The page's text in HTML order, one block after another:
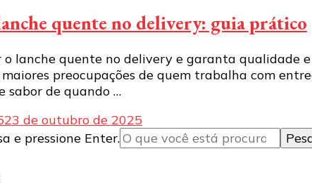
quente no delivery: guia prático
lanche quente no delivery e garanta qualidade
preocupações de quem trabalha com
sabor de quando …
23 de outubro de 2025
e pressione Enter.